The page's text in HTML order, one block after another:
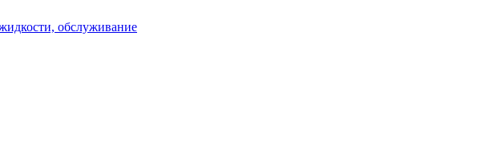
обслуживание